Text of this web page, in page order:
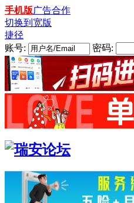
手机版广告合作
切换到宽版
捷径
账号:
密码: